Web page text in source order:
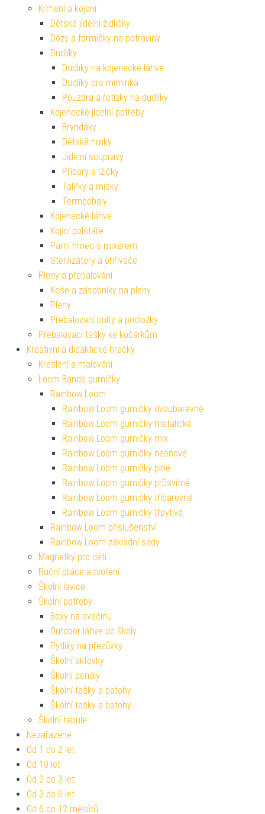
Krmení a kojení
Dětské jídelní židličky
Dózy a formičky na potraviny
Dudlíky
Dudlíky na kojenecké láhve
Dudlíky pro miminka
Pouzdra a řetízky na dudlíky
Kojenecké jídelní potřeby
Bryndáky
Dětské hrnky
Jídelní soupravy
Příbory a lžičky
Talířky a misky
Termoobaly
Kojenecké láhve
Kojící polštáře
Parní hrnec s mixérem
Sterilizátory a ohřívače
Pleny a přebalování
Koše a zásobníky na pleny
Pleny
Přebalovací pulty a podložky
Přebalovací tašky ke kočárkům
Kreativní a didaktické hračky
Kreslení a malování
Loom Bands gumičky
Rainbow Loom
Rainbow Loom gumičky dvoubarevné
Rainbow Loom gumičky metalické
Rainbow Loom gumičky mix
Rainbow Loom gumičky neonové
Rainbow Loom gumičky plné
Rainbow Loom gumičky průsvitné
Rainbow Loom gumičky tříbarevné
Rainbow Loom gumičky třpytivé
Rainbow Loom příslušenství
Rainbow Loom základní sady
Magnetky pro děti
Ruční práce a tvoření
Školní lavice
Školní potřeby
Boxy na svačinu
Outdoor láhve do školy
Pytlíky na přezůvky
Školní aktovky
Školní penály
Školní tašky a batohy
Školní tašky a batohy
Školní tabule
Nezařazené
Od 1 do 2 let
Od 10 let
Od 2 do 3 let
Od 3 do 6 let
Od 6 do 12 měsíců